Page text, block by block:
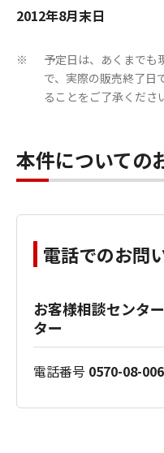
2012年8月末日
※
予定日は、あくまでも
で、実際の販売終了日
ることをご了承くださ
本件についての
電話でのお問
お客様相談センタ
ター
電話番号 0570-08-